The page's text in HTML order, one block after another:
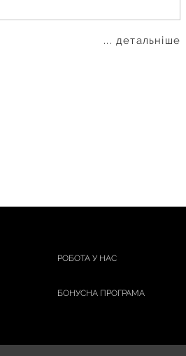
... детальніше
РОБОТА У НАС
БОНУСНА ПРОГРАМА